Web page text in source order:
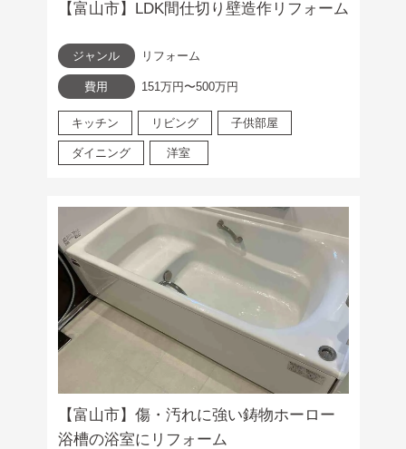
【富山市】LDK間仕切り壁造作リフォーム
ジャンル リフォーム
費用 151万円〜500万円
キッチン リビング 子供部屋
ダイニング 洋室
【富山市】傷・汚れに強い鋳物ホーロー
浴槽の浴室にリフォーム